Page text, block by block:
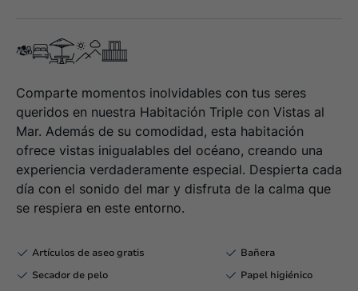
Comparte momentos inolvidables con tus seres
queridos en nuestra Habitación Triple con Vistas al
Mar. Además de su comodidad, esta habitación
ofrece vistas inigualables del océano, creando una
experiencia verdaderamente especial. Despierta cada
día con el sonido del mar y disfruta de la calma que
se respiera en este entorno.
Artículos de aseo gratis
Bañera
Secador de pelo
Papel higiénico